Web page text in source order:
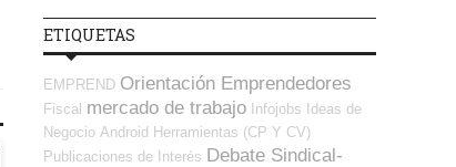
ETIQUETAS
EMPREND Orientación Emprendedores
Fiscal mercado de trabajo Infojobs
Ideas de
Negocio Android Herramientas (CP Y CV)
Publicaciones de Interés Debate Sindical-